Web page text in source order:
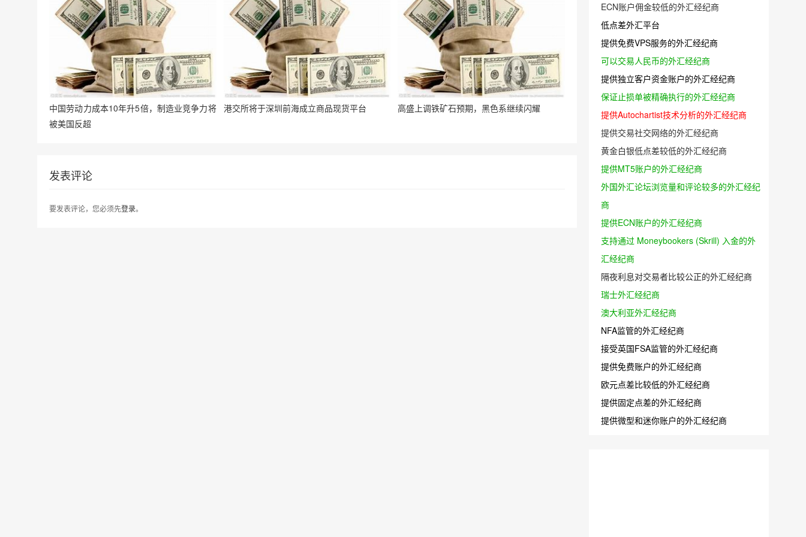
中国劳动力成本10年升5倍，制造业竞争力将
被美国反超
港交所将于深圳前海成立商品现货平台 高盛上调铁矿石预期，黑色系继续闪耀
发表评论
要发表评论，您必须先登录。
ECN账户佣金较低的外汇经纪商
低点差外汇平台
提供免费VPS服务的外汇经纪商
可以交易人民币的外汇经纪商
提供独立客户资金账户的外汇经纪商
保证止损单被精确执行的外汇经纪商
提供Autochartist技术分析的外汇经纪商
提供交易社交网络的外汇经纪商
黄金白银低点差较低的外汇经纪商
提供MT5账户的外汇经纪商
外国外汇论坛浏览量和评论较多的外汇经纪
商
提供ECN账户的外汇经纪商
支持通过 Moneybookers (Skrill) 入金的外
汇经纪商
隔夜利息对交易者比较公正的外汇经纪商
瑞士外汇经纪商
澳大利亚外汇经纪商
NFA监管的外汇经纪商
接受英国FSA监管的外汇经纪商
提供免费账户的外汇经纪商
欧元点差比较低的外汇经纪商
提供固定点差的外汇经纪商
提供微型和迷你账户的外汇经纪商